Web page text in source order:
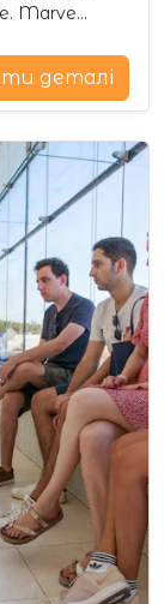
Marve…
деталі